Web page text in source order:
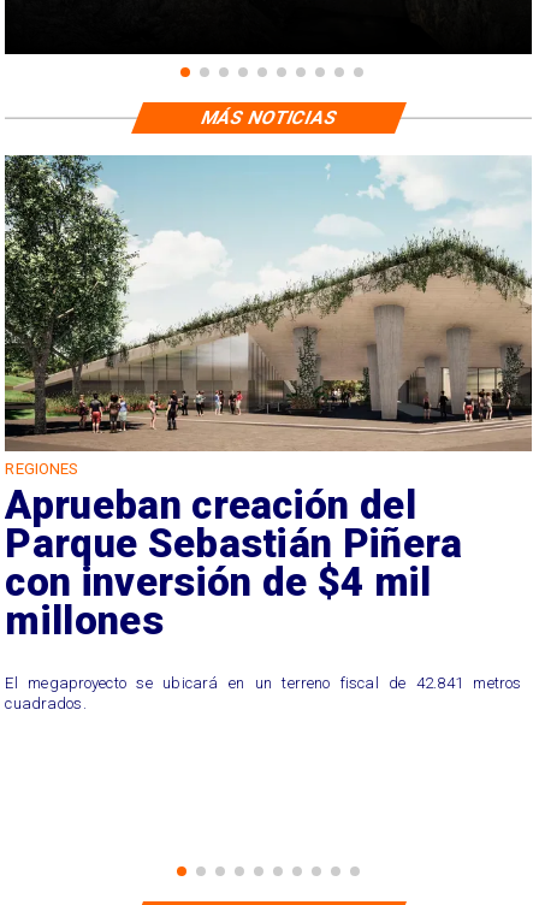
REGIONES
Aprueban creación del
Parque Sebastián Piñera
con inversión de $4 mil
millones
El megaproyecto se ubicará en un terreno fiscal de 42.841 metros
cuadrados.
MÁS NOTICIAS